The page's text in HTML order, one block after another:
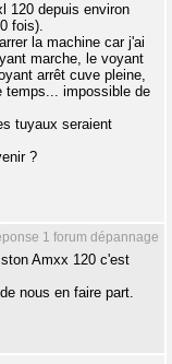
120 depuis environ
fois).
la machine car j'ai
marche, le voyant
arrêt cuve pleine,
temps... impossible de
tuyaux seraient
?
1 forum dépannage
Amxx 120 c'est
nous en faire part.